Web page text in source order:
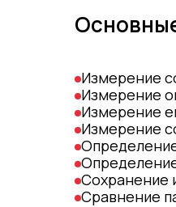
Измерение
Измерение
Измерение
Измерение
Сохранение
Сравнение